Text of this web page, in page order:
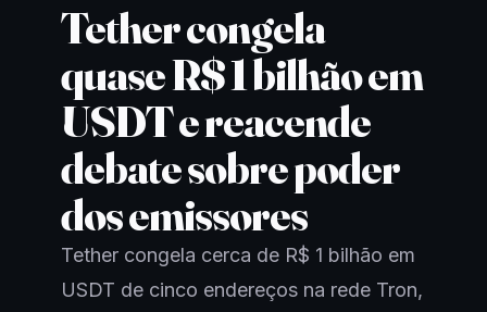
Tether congela
quase R$ 1 bilhão em
USDT e reacende
debate sobre poder
dos emissores
Tether congela cerca de R$ 1 bilhão em
USDT de cinco endereços na rede Tron,